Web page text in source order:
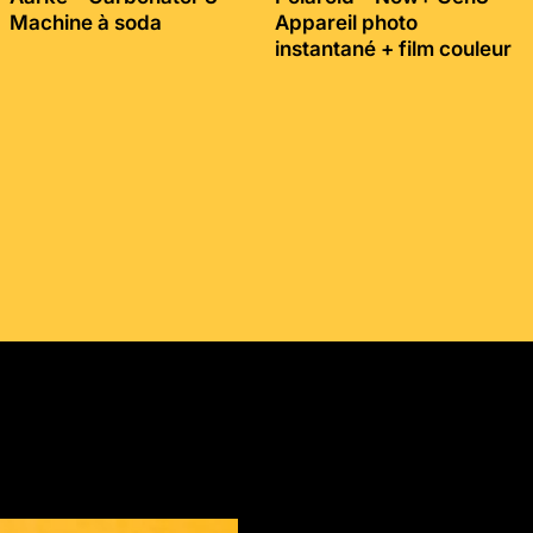
Machine à soda
Appareil photo
instantané + film couleur